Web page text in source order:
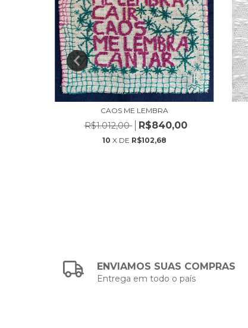
CAOS ME LEMBRA
R$1.012,00 R$840,00
10 X DE R$102,68
ENVIAMOS SUAS COMPRAS
Entrega em todo o país